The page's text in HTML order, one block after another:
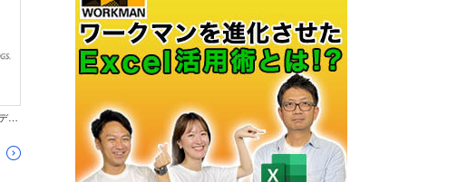
わらべや日洋ホールディングス株式会社